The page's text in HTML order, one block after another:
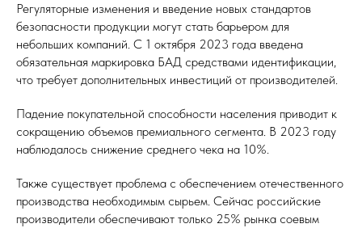
Регуляторные изменения и введение новых стандартов
безопасности продукции могут стать барьером для
небольших компаний. С 1 октября 2023 года введена
обязательная маркировка БАД средствами идентификации,
что требует дополнительных инвестиций от производителей.
Падение покупательной способности населения приводит к
сокращению объемов премиального сегмента. В 2023 году
наблюдалось снижение среднего чека на 10%.
Также существует проблема с обеспечением отечественного
производства необходимым сырьем. Сейчас российские
производители обеспечивают только 25% рынка соевым